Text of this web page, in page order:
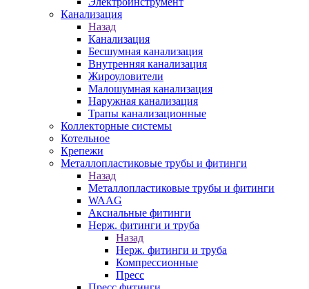
Канализация
Назад
Канализация
Бесшумная канализация
Внутренняя канализация
Жироуловители
Малошумная канализация
Наружная канализация
Трапы канализационные
Коллекторные системы
Котельное
Крепежи
Металлопластиковые трубы и фитинги
Назад
Металлопластиковые трубы и фитинги
WAAG
Аксиальные фитинги
Нерж. фитинги и труба
Назад
Нерж. фитинги и труба
Компрессионные
Пресс